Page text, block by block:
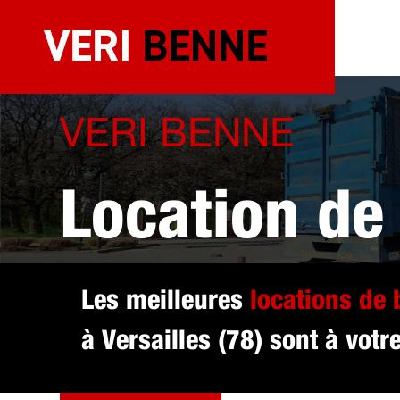
contenu
VERI BENNE
Location de
Les meilleures locations de
à Versailles (78) sont à